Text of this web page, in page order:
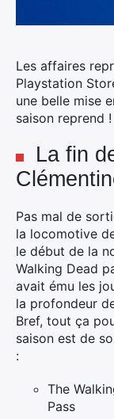
Les affaires
Playstation
une belle mise
saison reprend !
La fin
Pas mal de
la locomotive
le début de la
Walking Dead
avait ému les
la profondeur
Bref, tout ça
saison est de
:
The
Pass